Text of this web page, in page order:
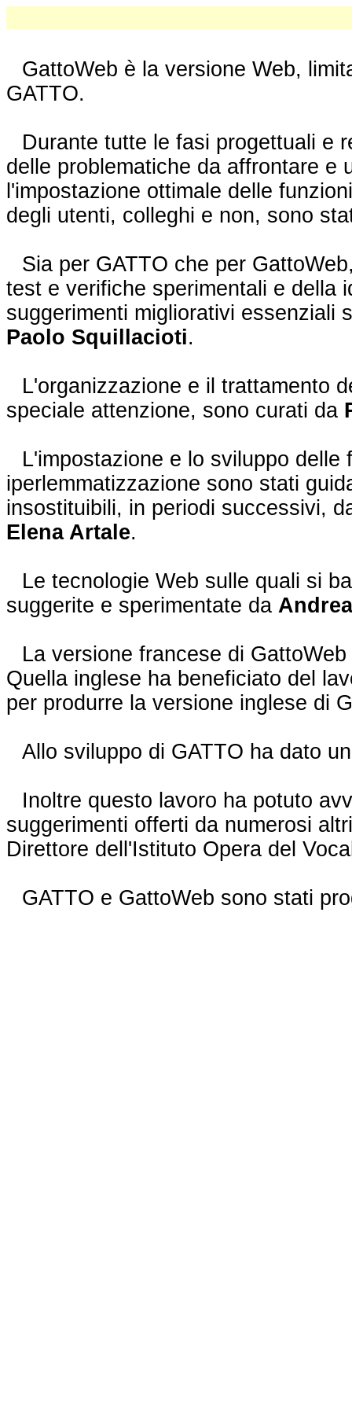
GattoWeb è la versione Web,
GATTO.
Durante tutte le fasi progettuali e
delle problematiche da affrontare e
l'impostazione ottimale delle
degli utenti, colleghi e non, sono
Sia per GATTO che per
test e verifiche sperimentali e della
suggerimenti migliorativi essenziali
Paolo Squillacioti.
L'organizzazione e il trattamento
speciale attenzione, sono curati da
L'impostazione e lo sviluppo
iperlemmatizzazione sono stati
insostituibili, in periodi successivi,
Elena Artale.
Le tecnologie Web sulle quali si
suggerite e sperimentate da
La versione francese di
Quella inglese ha beneficiato del
per produrre la versione inglese di
Allo sviluppo di GATTO ha dato
Inoltre questo lavoro ha potuto
suggerimenti offerti da numerosi
Direttore dell'Istituto Opera del
GATTO e GattoWeb sono stati